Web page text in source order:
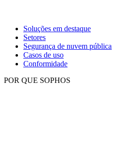
Soluções em destaque
Setores
Segurança de nuvem pública
Casos de uso
Conformidade
POR QUE SOPHOS